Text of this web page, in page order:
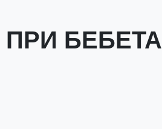
БЕБЕТА